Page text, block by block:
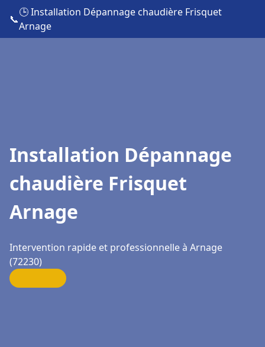
📞
🕒 Installation Dépannage chaudière Frisquet
Arnage
Installation Dépannage
chaudière Frisquet
Arnage
Intervention rapide et professionnelle à Arnage
(72230)